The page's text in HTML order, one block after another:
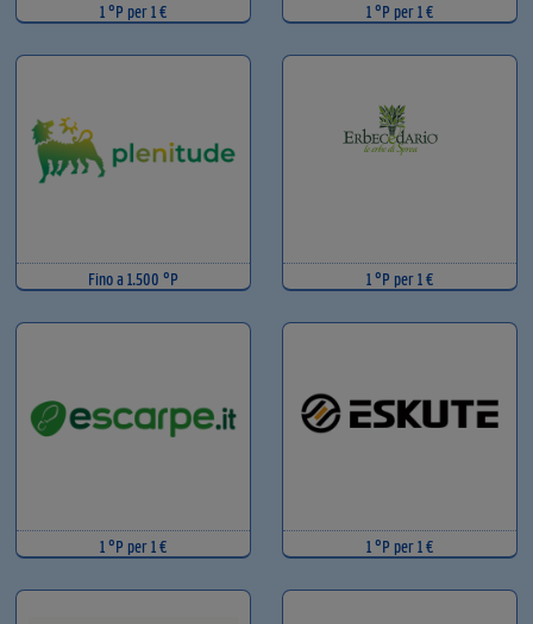
1 °P per 1 € 1 °P per 1 €
Fino a 1.500 °P 1 °P per 1 €
1 °P per 1 € 1 °P per 1 €